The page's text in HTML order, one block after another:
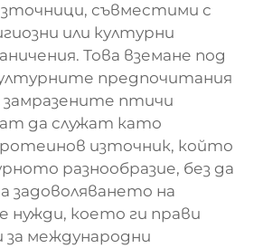
съвместими с
или културни
Това вземане под
предпочитания
замразените птичи
да служат като
източник, който
разнообразие, без да
задоволяването на
нужди, което ги прави
за международни